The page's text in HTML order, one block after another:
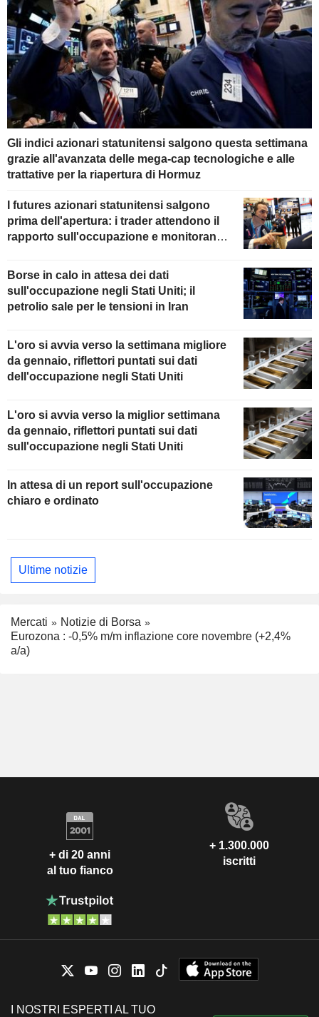
Gli indici azionari statunitensi salgono questa settimana
grazie all'avanzata delle mega-cap tecnologiche e alle
trattative per la riapertura di Hormuz
I futures azionari statunitensi salgono
prima dell'apertura: i trader attendono il
rapporto sull'occupazione e monitorano
Borse in calo in attesa dei dati
sull'occupazione negli Stati Uniti; il
petrolio sale per le tensioni in Iran
L'oro si avvia verso la settimana migliore
da gennaio, riflettori puntati sui dati
dell'occupazione negli Stati Uniti
L'oro si avvia verso la miglior settimana
da gennaio, riflettori puntati sui dati
sull'occupazione negli Stati Uniti
In attesa di un report sull'occupazione
chiaro e ordinato
Ultime notizie
Mercati
Notizie di Borsa
Eurozona : -0,5% m/m inflazione core novembre (+2,4%
a/a)
+ di 20 anni
al tuo fianco
+ 1.300.000
iscritti
I NOSTRI ESPERTI AL TUO